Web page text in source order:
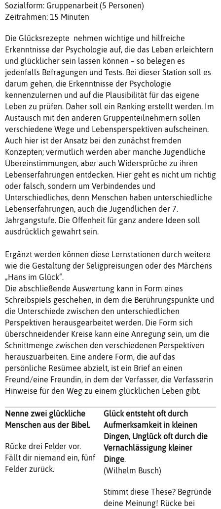
Sozialform: Gruppenarbeit (5 Personen)
Zeitrahmen: 15 Minuten
Die Glücksrezepte nehmen wichtige und hilfreiche
Erkenntnisse der Psychologie auf, die das Leben erleichtern
und glücklicher sein lassen können – so belegen es
jedenfalls Befragungen und Tests. Bei dieser Station soll es
darum gehen, die Erkenntnisse der Psychologie
kennenzulernen und auf die Plausibilität für das eigene
Leben zu prüfen. Daher soll ein Ranking erstellt werden. Im
Austausch mit den anderen Gruppenteilnehmern sollen
verschiedene Wege und Lebensperspektiven aufscheinen.
Auch hier ist der Ansatz bei den zunächst fremden
Konzepten; vermutlich werden aber manche Jugendliche
Übereinstimmungen, aber auch Widersprüche zu ihren
Lebenserfahrungen entdecken. Hier geht es nicht um richtig
oder falsch, sondern um Verbindendes und
Unterschiedliches, denn Menschen haben unterschiedliche
Lebenserfahrungen, auch die Jugendlichen der 7.
Jahrgangstufe. Die Offenheit für ganz andere Ideen soll
ausdrücklich gewahrt sein.
Ergänzt werden können diese Lernstationen durch weitere
wie die Gestaltung der Seligpreisungen oder des Märchens
„Hans im Glück“.
Die abschließende Auswertung kann in Form eines
Schreibspiels geschehen, in dem die Berührungspunkte und
die Unterschiede zwischen den unterschiedlichen
Perspektiven herausgearbeitet werden. Die Form sich
überschneidender Kreise kann eine Anregung sein, um die
Schnittmenge zwischen den verschiedenen Perspektiven
herauszuarbeiten. Eine andere Form, die auf das
persönliche Resümee abzielt, ist ein Brief an einen
Freund/eine Freundin, in dem der Verfasser, die Verfasserin
Hinweise für den Weg zu einem glücklichen Leben gibt.
Nenne zwei glückliche
Menschen aus der Bibel.
Rücke drei Felder vor.
Fällt dir niemand ein, fünf
Felder zurück.
Glück entsteht oft durch
Aufmerksamkeit in kleinen
Dingen, Unglück oft durch die
Vernachlässigung kleiner
Dinge.
(Wilhelm Busch)
Stimmt diese These? Begründe
deine Meinung! Rücke bei